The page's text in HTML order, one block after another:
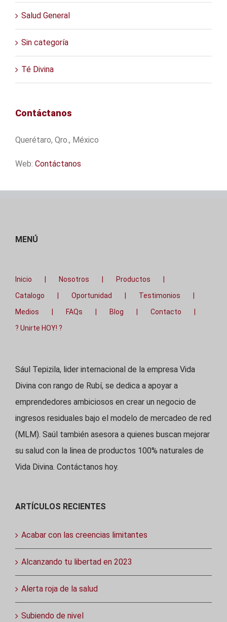
Salud General
Sin categoría
Té Divina
Contáctanos
Querétaro, Qro., México
Web: Contáctanos
MENÚ
Inicio Nosotros
Productos
Catalogo
Oportunidad
Testimonios
Medios
FAQs Blog
Contacto
? Unirte HOY! ?
Sául Tepizila, lider internacional de la empresa Vida
Divina con rango de Rubí, se dedica a apoyar a
emprendedores ambiciosos en crear un negocio de
ingresos residuales bajo el modelo de mercadeo de red
(MLM). Saúl también asesora a quienes buscan mejorar
su salud con la linea de productos 100% naturales de
Vida Divina. Contáctanos hoy.
ARTÍCULOS RECIENTES
Acabar con las creencias limitantes
Alcanzando tu libertad en 2023
Alerta roja de la salud
Subiendo de nivel